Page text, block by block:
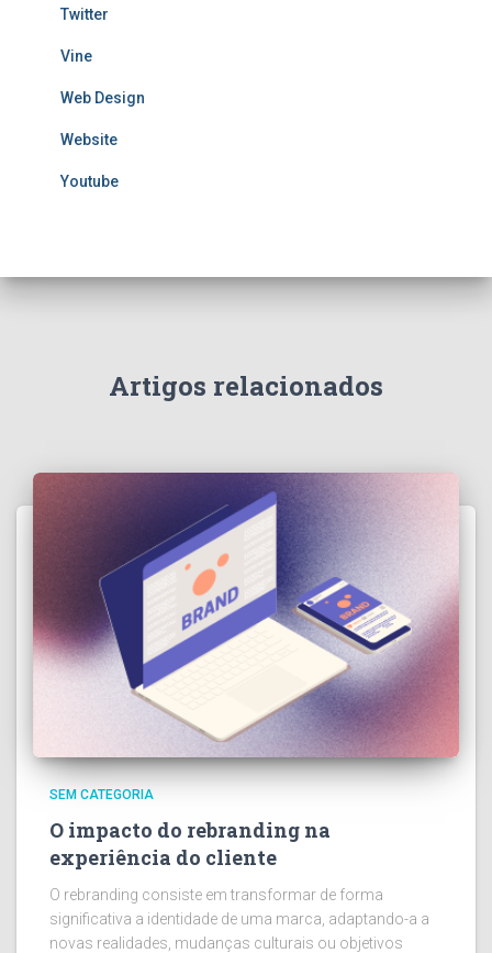
Twitter
Vine
Web Design
Website
Youtube
Artigos relacionados
SEM CATEGORIA
O impacto do rebranding na
experiência do cliente
O rebranding consiste em transformar de forma
significativa a identidade de uma marca, adaptando-a a
novas realidades, mudanças culturais ou objetivos